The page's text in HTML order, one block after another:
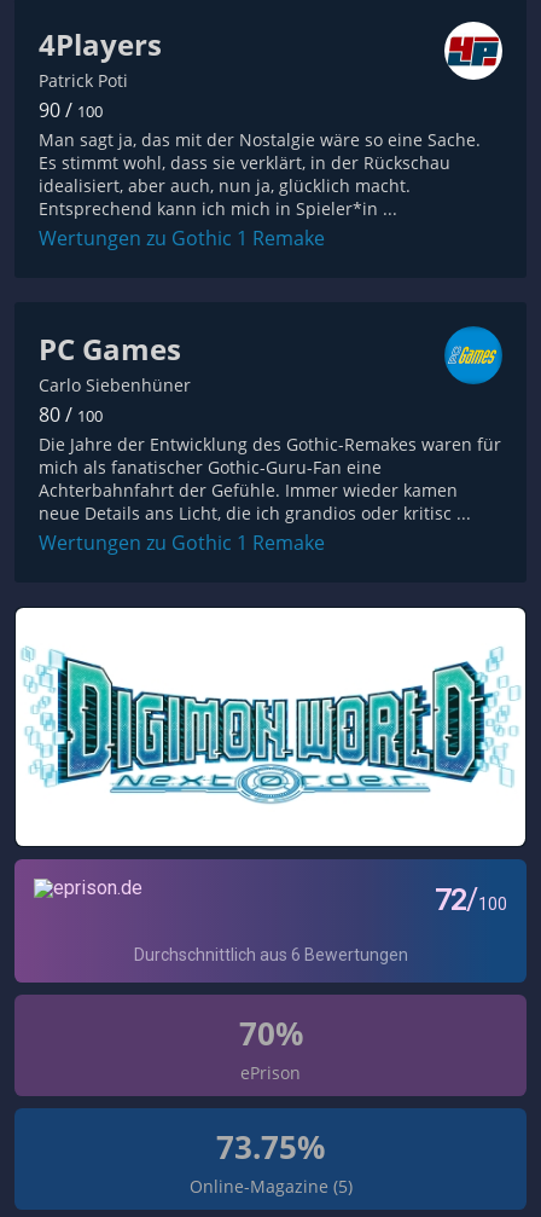
4Players
Patrick Poti
90 / 100
Man sagt ja, das mit der Nostalgie wäre so eine Sache.
Es stimmt wohl, dass sie verklärt, in der Rückschau
idealisiert, aber auch, nun ja, glücklich macht.
Entsprechend kann ich mich in Spieler*in ...
Wertungen zu Gothic 1 Remake
PC Games
Carlo Siebenhüner
80 / 100
Die Jahre der Entwicklung des Gothic-Remakes waren für
mich als fanatischer Gothic-Guru-Fan eine
Achterbahnfahrt der Gefühle. Immer wieder kamen
neue Details ans Licht, die ich grandios oder kritisc ...
Wertungen zu Gothic 1 Remake
70%
ePrison
73.75%
Online-Magazine (5)